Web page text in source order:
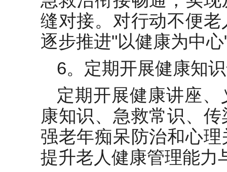
缝对接。对行动不便
逐步推进"以健康为中
6。定期开展健康知
定期开展健康讲座
康知识、急救常识、
强老年痴呆防治和心
提升老人健康管理能力